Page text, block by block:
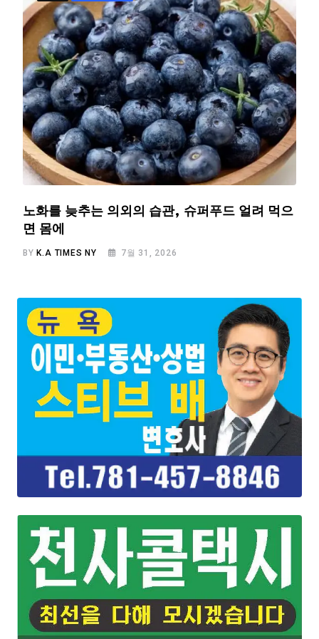
노화를 늦추는 의외의 습관, 슈퍼푸드 얼려 먹으
면 몸에
BYK.A TIMES NY 7월 31, 2026